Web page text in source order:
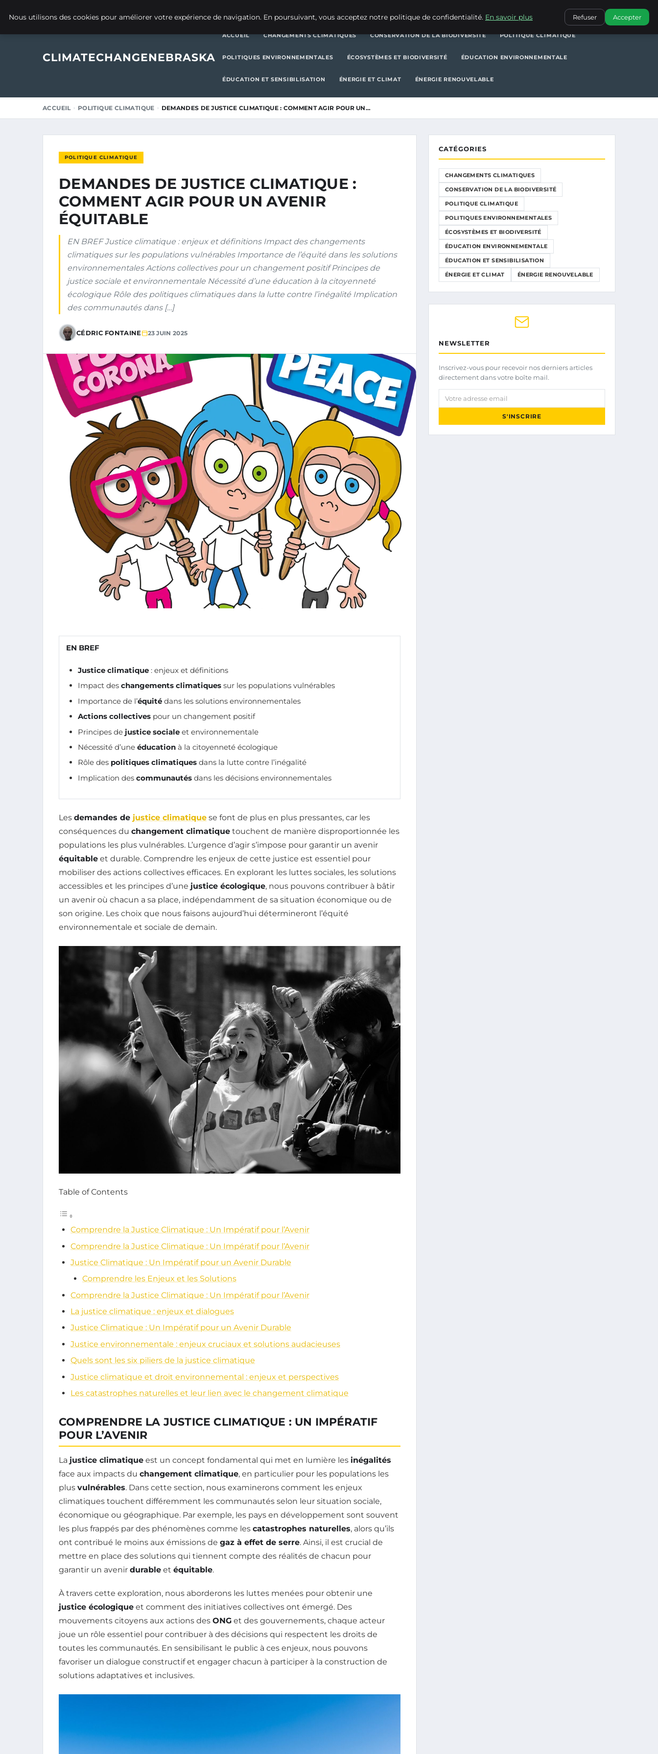
POLITIQUES ENVIRONNEMENTALES
CLIMATECHANGENEBRASKA
ACCUEIL CHANGEMENTS CLIMATIQUES CONSERVATION DE LA BIODIVERSITÉ POLITIQUE CLIMATIQUE
POLITIQUES ENVIRONNEMENTALES ÉCOSYSTÈMES ET BIODIVERSITÉ ÉDUCATION ENVIRONNEMENTALE
ÉDUCATION ET SENSIBILISATION ÉNERGIE ET CLIMAT ÉNERGIE RENOUVELABLE
ACCUEIL POLITIQUE CLIMATIQUE DEMANDES DE JUSTICE CLIMATIQUE : COMMENT AGIR POUR UN…
POLITIQUE CLIMATIQUE
DEMANDES DE JUSTICE CLIMATIQUE :
COMMENT AGIR POUR UN AVENIR
ÉQUITABLE
EN BREF Justice climatique : enjeux et définitions Impact des changements
climatiques sur les populations vulnérables Importance de l’équité dans les solutions
environnementales Actions collectives pour un changement positif Principes de
justice sociale et environnementale Nécessité d’une éducation à la citoyenneté
écologique Rôle des politiques climatiques dans la lutte contre l’inégalité Implication
des communautés dans […]
CÉDRIC FONTAINE 23 JUIN 2025
EN BREF
Justice climatique : enjeux et définitions
Impact des changements climatiques sur les populations vulnérables
Importance de l’équité dans les solutions environnementales
Actions collectives pour un changement positif
Principes de justice sociale et environnementale
Nécessité d’une éducation à la citoyenneté écologique
Rôle des politiques climatiques dans la lutte contre l’inégalité
Implication des communautés dans les décisions environnementales
Les demandes de justice climatique se font de plus en plus pressantes, car les
conséquences du changement climatique touchent de manière disproportionnée les
populations les plus vulnérables. L’urgence d’agir s’impose pour garantir un avenir
équitable et durable. Comprendre les enjeux de cette justice est essentiel pour
mobiliser des actions collectives efficaces. En explorant les luttes sociales, les solutions
accessibles et les principes d’une justice écologique, nous pouvons contribuer à bâtir
un avenir où chacun a sa place, indépendamment de sa situation économique ou de
son origine. Les choix que nous faisons aujourd’hui détermineront l’équité
environnementale et sociale de demain.
Table of Contents
Comprendre la Justice Climatique : Un Impératif pour l’Avenir
Comprendre la Justice Climatique : Un Impératif pour l’Avenir
Justice Climatique : Un Impératif pour un Avenir Durable
Comprendre les Enjeux et les Solutions
Comprendre la Justice Climatique : Un Impératif pour l’Avenir
La justice climatique : enjeux et dialogues
Justice Climatique : Un Impératif pour un Avenir Durable
Justice environnementale : enjeux cruciaux et solutions audacieuses
Quels sont les six piliers de la justice climatique
Justice climatique et droit environnemental : enjeux et perspectives
Les catastrophes naturelles et leur lien avec le changement climatique
COMPRENDRE LA JUSTICE CLIMATIQUE : UN IMPÉRATIF
POUR L’AVENIR
La justice climatique est un concept fondamental qui met en lumière les inégalités
face aux impacts du changement climatique, en particulier pour les populations les
plus vulnérables. Dans cette section, nous examinerons comment les enjeux
climatiques touchent différemment les communautés selon leur situation sociale,
économique ou géographique. Par exemple, les pays en développement sont souvent
les plus frappés par des phénomènes comme les catastrophes naturelles, alors qu’ils
ont contribué le moins aux émissions de gaz à effet de serre. Ainsi, il est crucial de
mettre en place des solutions qui tiennent compte des réalités de chacun pour
garantir un avenir durable et équitable.
À travers cette exploration, nous aborderons les luttes menées pour obtenir une
justice écologique et comment des initiatives collectives ont émergé. Des
mouvements citoyens aux actions des ONG et des gouvernements, chaque acteur
joue un rôle essentiel pour contribuer à des décisions qui respectent les droits de
toutes les communautés. En sensibilisant le public à ces enjeux, nous pouvons
favoriser un dialogue constructif et engager chacun à participer à la construction de
solutions adaptatives et inclusives.
CATÉGORIES
CHANGEMENTS CLIMATIQUES
CONSERVATION DE LA BIODIVERSITÉ
POLITIQUE CLIMATIQUE
POLITIQUES ENVIRONNEMENTALES
ÉCOSYSTÈMES ET BIODIVERSITÉ
ÉDUCATION ENVIRONNEMENTALE
ÉDUCATION ET SENSIBILISATION
ÉNERGIE ET CLIMAT ÉNERGIE RENOUVELABLE
NEWSLETTER
Inscrivez-vous pour recevoir nos derniers articles
directement dans votre boîte mail.
Votre adresse email
S'INSCRIRE
Nous utilisons des cookies pour améliorer votre expérience de navigation. En poursuivant, vous acceptez notre politique de confidentialité. En savoir plus Refuser Accepter